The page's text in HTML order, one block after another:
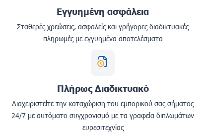
Εγγυημένη ασφάλεια
Σταθερές χρεώσεις, ασφαλείς και γρήγορες διαδικτυακές
πληρωμές με εγγυημένα αποτελέσματα
Πλήρως Διαδικτυακό
Διαχειριστείτε την καταχώριση του εμπορικού σας σήματος
24/7 με αυτόματο συγχρονισμό με τα γραφεία διπλωμάτων
ευρεσιτεχνίας